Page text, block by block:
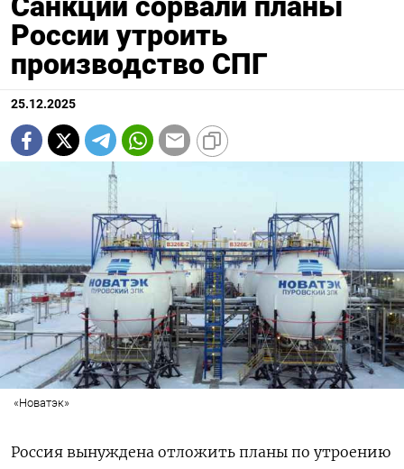
России утроить
производство СПГ
25.12.2025
«Новатэк»
Россия вынуждена отложить планы по утроению